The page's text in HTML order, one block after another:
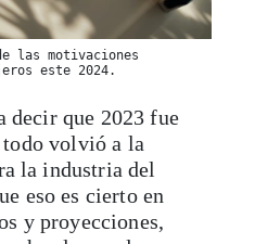
las motivaciones
este 2024.
decir que 2023 fue
todo volvió a la
la industria del
eso es cierto en
y proyecciones,